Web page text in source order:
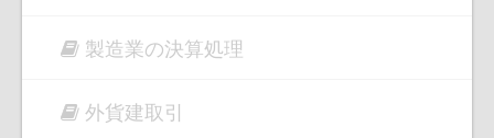
製造業の決算処理
外貨建取引